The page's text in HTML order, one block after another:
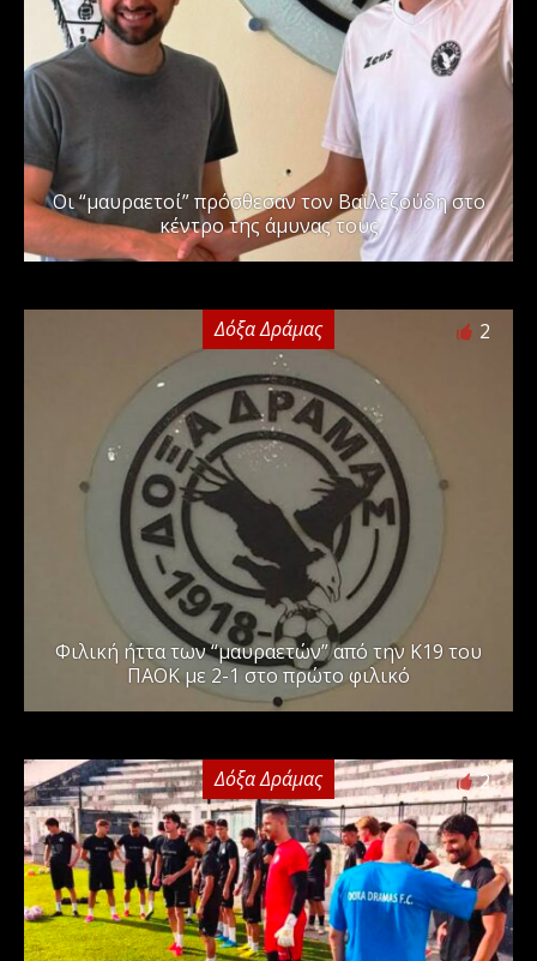
Οι “μαυραετοί” πρόσθεσαν τον Βαϊλεζούδη στο
κέντρο της άμυνας τους
Δόξα Δράμας 2
Φιλική ήττα των “μαυραετών” από την Κ19 του
ΠΑΟΚ με 2-1 στο πρώτο φιλικό
Δόξα Δράμας 2